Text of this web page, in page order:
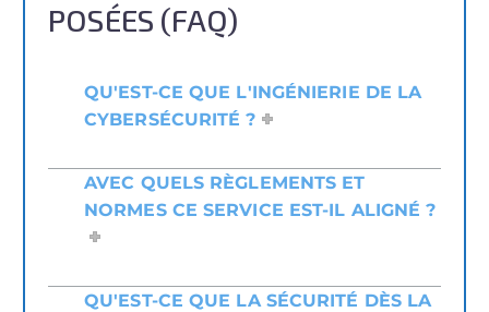
POSÉES (FAQ)
QU'EST-CE QUE L'INGÉNIERIE DE LA
CYBERSÉCURITÉ ?
AVEC QUELS RÈGLEMENTS ET
NORMES CE SERVICE EST-IL ALIGNÉ ?
QU'EST-CE QUE LA SÉCURITÉ DÈS LA